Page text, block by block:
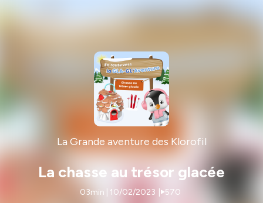
La Grande aventure des Klorofil
La chasse au trésor glacée
03min | 10/02/2023 570